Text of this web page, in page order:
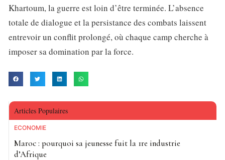
Khartoum, la guerre est loin d’être terminée. L’absence
totale de dialogue et la persistance des combats laissent
entrevoir un conflit prolongé, où chaque camp cherche à
imposer sa domination par la force.
Articles Populaires
ECONOMIE
Maroc : pourquoi sa jeunesse fuit la 1re industrie
d’Afrique